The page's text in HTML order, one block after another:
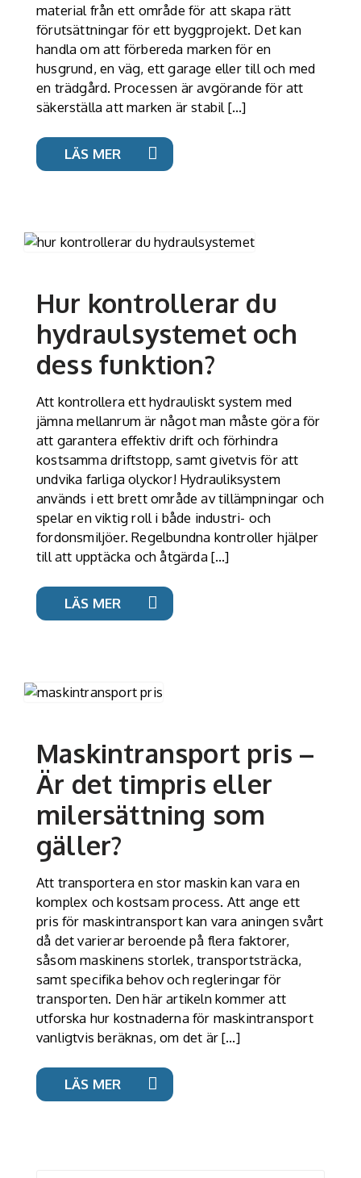
material från ett område för att skapa rätt
förutsättningar för ett byggprojekt. Det kan
handla om att förbereda marken för en
husgrund, en väg, ett garage eller till och med
en trädgård. Processen är avgörande för att
säkerställa att marken är stabil […]
LÄS MER
Hur kontrollerar du
hydraulsystemet och
dess funktion?
Att kontrollera ett hydrauliskt system med
jämna mellanrum är något man måste göra för
att garantera effektiv drift och förhindra
kostsamma driftstopp, samt givetvis för att
undvika farliga olyckor! Hydrauliksystem
används i ett brett område av tillämpningar och
spelar en viktig roll i både industri- och
fordonsmiljöer. Regelbundna kontroller hjälper
till att upptäcka och åtgärda […]
LÄS MER
Maskintransport pris –
Är det timpris eller
milersättning som
gäller?
Att transportera en stor maskin kan vara en
komplex och kostsam process. Att ange ett
pris för maskintransport kan vara aningen svårt
då det varierar beroende på flera faktorer,
såsom maskinens storlek, transportsträcka,
samt specifika behov och regleringar för
transporten. Den här artikeln kommer att
utforska hur kostnaderna för maskintransport
vanligtvis beräknas, om det är […]
LÄS MER